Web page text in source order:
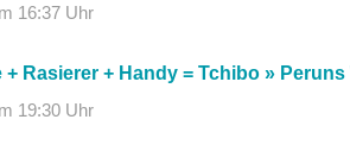
16:37 Uhr
Rasierer + Handy = Tchibo » Peruns
19:30 Uhr